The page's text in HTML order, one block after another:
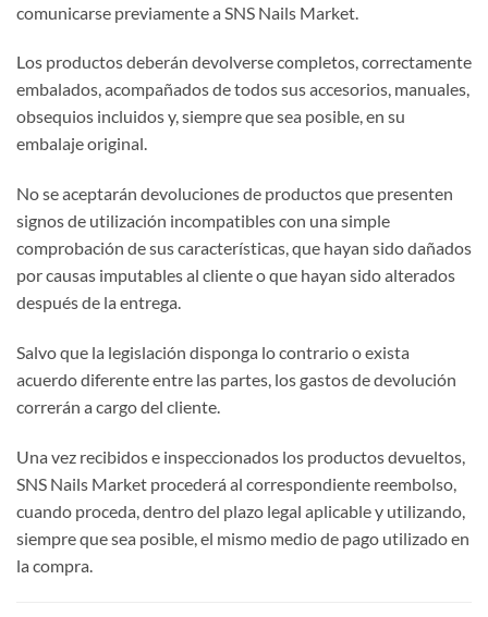
comunicarse previamente a SNS Nails Market.
Los productos deberán devolverse completos, correctamente
embalados, acompañados de todos sus accesorios, manuales,
obsequios incluidos y, siempre que sea posible, en su
embalaje original.
No se aceptarán devoluciones de productos que presenten
signos de utilización incompatibles con una simple
comprobación de sus características, que hayan sido dañados
por causas imputables al cliente o que hayan sido alterados
después de la entrega.
Salvo que la legislación disponga lo contrario o exista
acuerdo diferente entre las partes, los gastos de devolución
correrán a cargo del cliente.
Una vez recibidos e inspeccionados los productos devueltos,
SNS Nails Market procederá al correspondiente reembolso,
cuando proceda, dentro del plazo legal aplicable y utilizando,
siempre que sea posible, el mismo medio de pago utilizado en
la compra.